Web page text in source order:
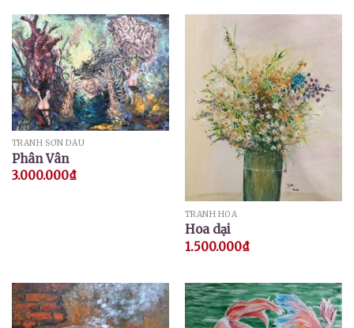
TRANH SƠN DẦU
Phân Vân
3.000.000₫
TRANH HOA
Hoa dại
1.500.000₫